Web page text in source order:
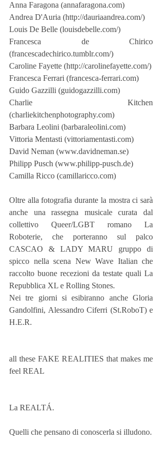
Anna Faragona (annafaragona.com)
Andrea D'Auria (http://dauriaandrea.com/)
Louis De Belle (louisdebelle.com/)
Francesca de Chirico
(francescadechirico.tumblr.com/)
Caroline Fayette (http://carolinefayette.com/)
Francesca Ferrari (francesca-ferrari.com)
Guido Gazzilli (guidogazzilli.com)
Charlie Kitchen
(charliekitchenphotography.com)
Barbara Leolini (barbaraleolini.com)
Vittoria Mentasti (vittoriamentasti.com)
David Neman (www.davidneman.se)
Philipp Pusch (www.philipp-pusch.de)
Camilla Ricco (camillaricco.com)
Oltre alla fotografia durante la mostra ci sarà
anche una rassegna musicale curata dal
collettivo Queer/LGBT romano La
Roboterie, che porteranno sul palco
CASCAO & LADY MARU gruppo di
spicco nella scena New Wave Italian che
raccolto buone recezioni da testate quali La
Repubblica XL e Rolling Stones.
Nei tre giorni si esibiranno anche Gloria
Gandolfini, Alessandro Ciferri (St.RoboT) e
H.E.R.
all these FAKE REALITIES that makes me
feel REAL
La REALTÁ.
Quelli che pensano di conoscerla si illudono.